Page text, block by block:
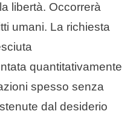
libertà. Occorrerà
umani. La richiesta
quantitativamente
spesso senza
dal desiderio